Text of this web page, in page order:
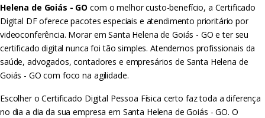
Helena de Goiás - GO com o melhor custo-benefício, a Certificado
Digital DF oferece pacotes especiais e atendimento prioritário por
videoconferência. Morar em Santa Helena de Goiás - GO e ter seu
certificado digital nunca foi tão simples. Atendemos profissionais da
saúde, advogados, contadores e empresários de Santa Helena de
Goiás - GO com foco na agilidade.
Escolher o Certificado Digital Pessoa Física certo faz toda a diferença
no dia a dia da sua empresa em Santa Helena de Goiás - GO. O